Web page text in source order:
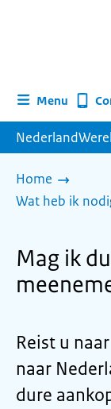
Menu
Home
Wat heb ik
Mag ik
Reist u
naar
dure